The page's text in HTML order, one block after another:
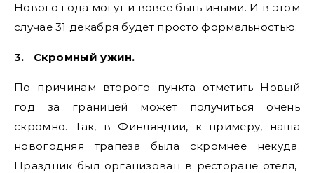
Нового года могут и вовсе быть иными. И в этом
случае 31 декабря будет просто формальностью.
3. Скромный ужин.
По причинам второго пункта отметить Новый
год за границей может получиться очень
скромно. Так, в Финляндии, к примеру, наша
новогодняя трапеза была скромнее некуда.
Праздник был организован в ресторане отеля,